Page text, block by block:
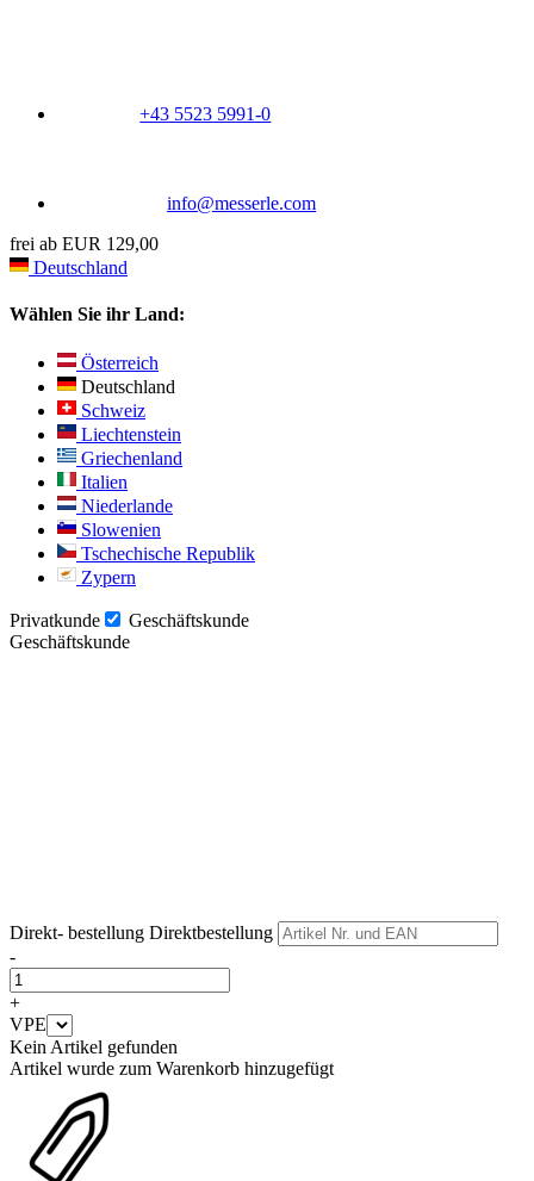
+43 5523 5991-0
info@messerle.com
frei ab EUR 129,00
Deutschland
Wählen Sie ihr Land:
Österreich
Deutschland
Schweiz
Liechtenstein
Griechenland
Italien
Niederlande
Slowenien
Tschechische Republik
Zypern
Privatkunde
Geschäftskunde
Geschäftskunde
Direkt- bestellung Direktbestellung
-
+
VPE
Kein Artikel gefunden
Artikel wurde zum Warenkorb hinzugefügt